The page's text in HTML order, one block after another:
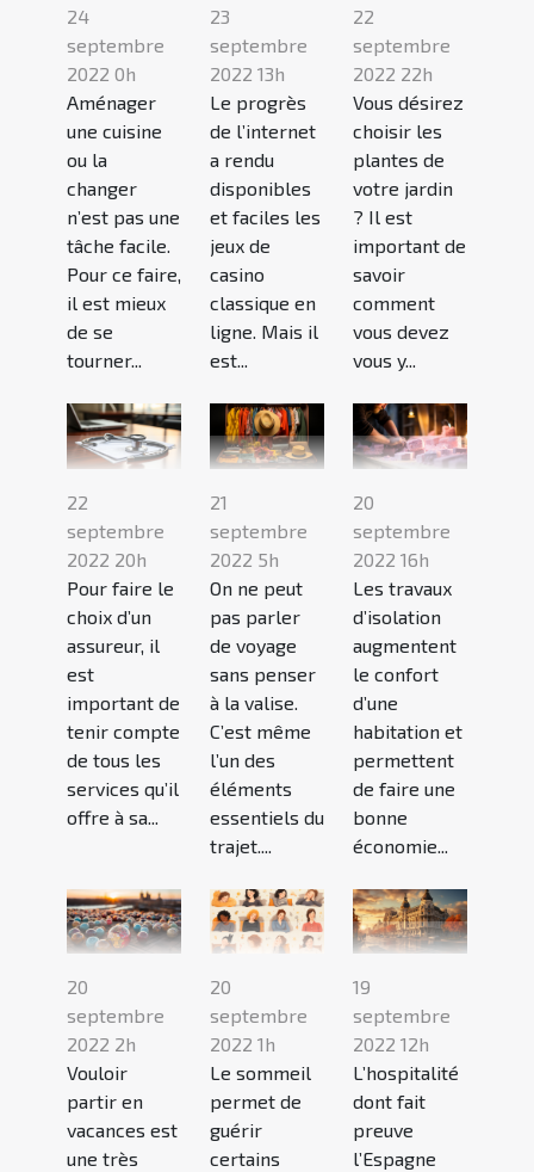
24
septembre
2022 0h
Aménager
une cuisine
ou la
changer
n’est pas une
tâche facile.
Pour ce faire,
il est mieux
de se
tourner...
23
septembre
2022 13h
Le progrès
de l’internet
a rendu
disponibles
et faciles les
jeux de
casino
classique en
ligne. Mais il
est...
22
septembre
2022 22h
Vous désirez
choisir les
plantes de
votre jardin
? Il est
important de
savoir
comment
vous devez
vous y...
22
septembre
2022 20h
Pour faire le
choix d’un
assureur, il
est
important de
tenir compte
de tous les
services qu’il
offre à sa...
21
septembre
2022 5h
On ne peut
pas parler
de voyage
sans penser
à la valise.
C’est même
l’un des
éléments
essentiels du
trajet....
20
septembre
2022 16h
Les travaux
d’isolation
augmentent
le confort
d’une
habitation et
permettent
de faire une
bonne
économie...
20
septembre
2022 2h
Vouloir
partir en
vacances est
une très
20
septembre
2022 1h
Le sommeil
permet de
guérir
certains
19
septembre
2022 12h
L’hospitalité
dont fait
preuve
l’Espagne